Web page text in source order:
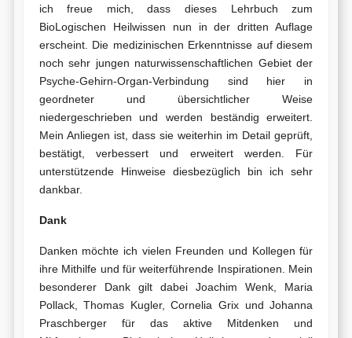
ich freue mich, dass dieses Lehrbuch zum
BioLogischen Heilwissen nun in der dritten Auflage
erscheint. Die medizinischen Erkenntnisse auf diesem
noch sehr jungen naturwissenschaftlichen Gebiet der
Psyche-Gehirn-Organ-Verbindung sind hier in
geordneter und übersichtlicher Weise
niedergeschrieben und werden beständig erweitert.
Mein Anliegen ist, dass sie weiterhin im Detail geprüft,
bestätigt, verbessert und erweitert werden. Für
unterstützende Hinweise diesbezüglich bin ich sehr
dankbar.
Dank
Danken möchte ich vielen Freunden und Kollegen für
ihre Mithilfe und für weiterführende Inspirationen. Mein
besonderer Dank gilt dabei Joachim Wenk, Maria
Pollack, Thomas Kugler, Cornelia Grix und Johanna
Praschberger für das aktive Mitdenken und